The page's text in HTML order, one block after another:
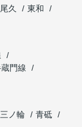
久
東和
門線
三ノ輪
青砥